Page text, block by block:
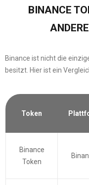
BINANCE
Binance ist nicht die
besitzt. Hier ist ein
Token
Binance
Token